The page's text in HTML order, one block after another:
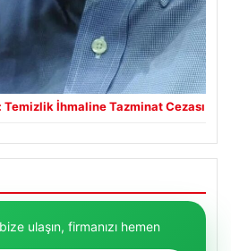
Temizlik İhmaline Tazminat Cezası
ulaşın, firmanızı hemen